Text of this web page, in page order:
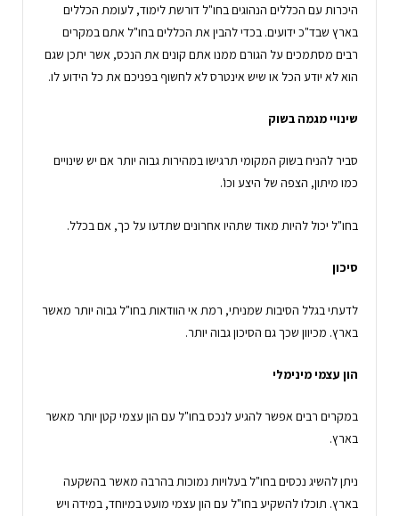
היכרות עם הכללים הנהוגים בחו"ל דורשת לימוד, לעומת הכללים
בארץ שבד"כ ידועים. בכדי להבין את הכללים בחו"ל אתם במקרים
רבים מסתמכים על הגורם ממנו אתם קונים את הנכס, אשר יתכן שגם
הוא לא יודע הכל או שיש אינטרס לא לחשוף בפניכם את כל הידוע לו.
שינויי מגמה בשוק
סביר להניח בשוק המקומי תרגישו במהירות גבוה יותר אם יש שינויים
כמו מיתון, הצפה של היצע וכו'.
בחו"ל יכול להיות מאוד שתהיו אחרונים שתדעו על כך, אם בכלל.
סיכון
לדעתי בגלל הסיבות שמניתי, רמת אי הוודאות בחו"ל גבוה יותר מאשר
בארץ. מכיוון שכך גם הסיכון גבוה יותר.
הון עצמי מינימלי
במקרים רבים אפשר להגיע לנכס בחו"ל עם הון עצמי קטן יותר מאשר
בארץ.
ניתן להשיג נכסים בחו"ל בעלויות נמוכות בהרבה מאשר בהשקעה
בארץ. תוכלו להשקיע בחו"ל עם הון עצמי מועט במיוחד, במידה ויש